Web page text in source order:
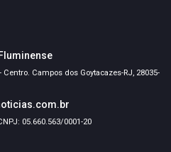
Centro. Campos dos Goytacazes-RJ, 28035-
05.660.563/0001-20